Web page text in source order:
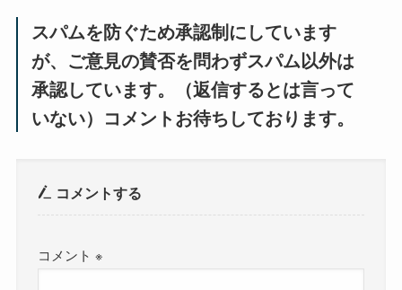
スパムを防ぐため承認制にしています
が、ご意見の賛否を問わずスパム以外は
承認しています。（返信するとは言って
いない）コメントお待ちしております。
コメントする
コメント※